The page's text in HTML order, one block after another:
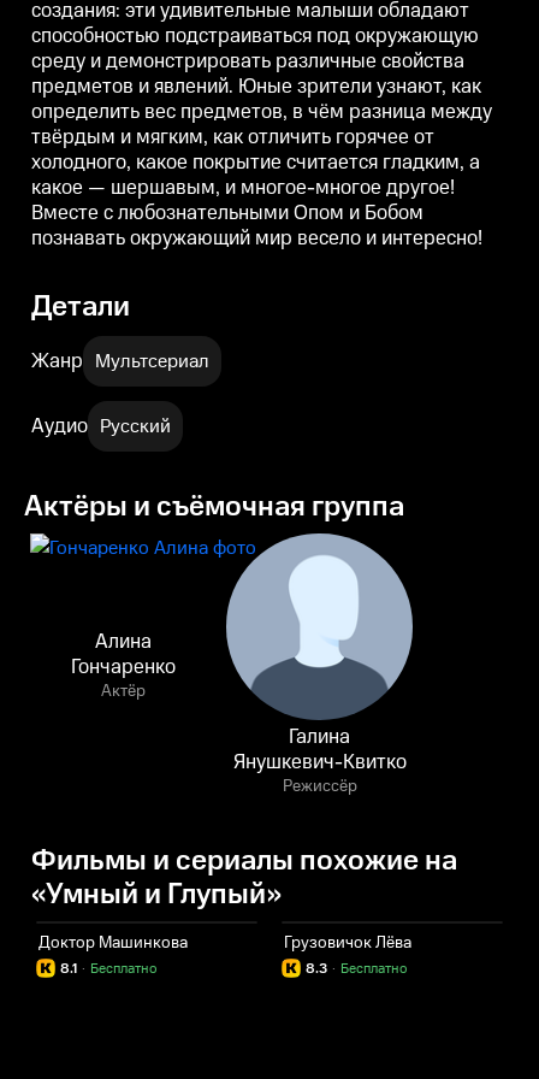
мягким, как отличить горячее от
холодного, какое покрытие
считается гладким, а какое —
шершавым, и многое-многое
другое! Вместе с
любознательными Опом и
Бобом познавать окружающий
мир весело и интересно!
мягким, как отличить горячее от
холодного, какое покрытие
считается гладким, а какое —
шершавым, и многое-многое
другое! Вместе с
любознательными Опом и
Бобом познавать окружающий
мир весело и интересно!
создания: эти удивительные малыши обладают
способностью подстраиваться под окружающую
среду и демонстрировать различные свойства
предметов и явлений. Юные зрители узнают, как
определить вес предметов, в чём разница между
твёрдым и мягким, как отличить горячее от
холодного, какое покрытие считается гладким, а
какое — шершавым, и многое-многое другое!
Вместе с любознательными Опом и Бобом
познавать окружающий мир весело и интересно!
Детали
Жанр Мультсериал
Аудио Русский
Актёры и съёмочная группа
Алина
Гончаренко
Актёр
Галина
Янушкевич-Квитко
Режиссёр
Фильмы и сериалы похожие на
«Умный и Глупый»
Доктор Машинкова
8.1 Бесплатно
·
Грузовичок Лёва
8.3 Бесплатно
·